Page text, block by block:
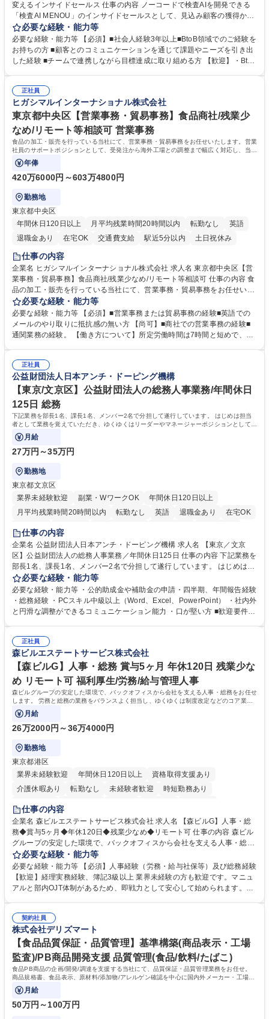
変えるインサイドセールス 仕事の内容 ノーコードで検査AIを開発できる
「検査AI MENOU」のインサイドセールスとして、見込み顧客の獲得から
商談機会の創出までを担っていただきます。マーケティングとフィールド
セールスをつなぐ役割として、 適切なタイミングで顧客とコミュニケーシ
ョンを取りながら、受注につながる商談機会の最大化を目指します。 【具
体的な仕事内容】 リードへの電話・メールによるアプローチ/リードナー
実行/フィールドセールスへの案件連携 募集職種 ★【未経験歓迎】AIで製
造業の未来を変えるインサイドセールス
必要な経験・能力等
必要な経験・能力等 【必須】■社会人経験3年以上■BtoB領域でのご経験を
お持ちの方 ■顧客とのコミュニケーションを通じて課題やニーズを引き出
した経験 ■チームで連携しながら目標達成に取り組める方 【歓迎】・BtoB
企画・実行経験 ・CRM・リードナーチャリングに関する知見 ・データを
もとに営業プロセスを改善した経験 学歴・資格 学歴：大学院 大学 高専 短
大 専修学校 高校 語学力： 資格：
正社員
ヒガシマルインターナショナル株式会社
東京都中央区【営業事務・貿易事務】食品商社/残業少
なめ/リモート等相談可 営業事務
食品の加工・販売を行っている当社にて、営業事務・貿易事務をお任せいたします。営業
社員のサポートポジションとして、受発注から海外工場との調整まで幅広く対応し、当社
事業の根幹を支えていただきます。
年俸
420万6000円～603万4800円
勤務地
東京都中央区
年間休日120日以上
月平均残業時間20時間以内 転勤なし
英語
退職金あり
在宅OK 交通費支給 駅近5分以内 土日祝休み
仕事の内容
企業名 ヒガシマルインターナショナル株式会社 求人名 東京都中央区【営
業事務・貿易事務】食品商社/残業少なめ/リモート等相談可 仕事の内容 食
品の加工・販売を行っている当社にて、営業事務・貿易事務をお任せいた
します。営業社員のサポートポジションとして、受発注から海外工場との
調整まで幅広く対応し、当社事業の根幹を支えていただきます。 ■受発注
業務、請求書発行 ■海外工場とのスケジュール調整 ■在庫管理 ■輸入書類
の確認・作成 ■配送手配 ■通関業者を通して行う輸出入業全般 ■倉庫との
ルプロデュースしているため、商品に関わる全ての業務をサポート頂きま
す。 募集職種 東京都中央区【営業事務・貿易事務】食品商社/残業少なめ/
リモート等相談可
必要な経験・能力等
必要な経験・能力等 【必須】■営業事務または貿易事務の経験■英語での
メールのやり取りに抵抗感の無い方 【尚可】■商社での営業事務の経験■
通関業務の経験。 【働き方について】所定労働時間は7時間と短めで、残
の強み】1991年の設立以来、外食産業を中心としたお客様の多様なニー
ズに沿った冷凍水産物等の生産・輸入・販売を一貫して手掛けています。
自社工場と海外拠点の強固な連携によるワンストップサービスが最大の強
みです。 学歴・資格 学歴：大学院 大学 語学力：英語 資格：
正社員
公益財団法人日本アンチ・ドーピング機構
【東京/文京区】公益財団法人の総務人事業務/年間休日
125日 総務
下記業務を部長1名、課長1名、メンバー2名で分担して遂行しています。 はじめは担当
者として業務を覚えていただき、ゆくゆくはリーダーやマネージャーポジションとして活
躍いただくことを期待しています。
月給
27万円～35万円
勤務地
東京都文京区
業界未経験歓迎
副業・WワークOK
年間休日120日以上
月平均残業時間20時間以内
転勤なし 英語 退職金あり
在宅OK
賞与あり
育休あり
食事補助あり
仕事の内容
企業名 公益財団法人日本アンチ・ドーピング機構 求人名 【東京／文京
区】公益財団法人の総務人事業務／年間休日125日 仕事の内容 下記業務を
部長1名、課長1名、メンバー2名で分担して遂行しています。 はじめは担
当者として業務を覚えていただき、ゆくゆくはリーダーやマネージャーポ
ジションとして活躍いただくことを期待しています。 【総務・人事グルー
プの業務内容】 ・人事制度関連 ・採用活動 ・教育研修の企画、実行 ・勤
怠管理 ・官公庁への各種提出 ・法定の会議運営（評議員会、理事会） ・
管理 ・福利厚生関連 ・職員からの問合せ、相談対応 ・その他日常の総務
業務全般 募集職種 【東京／文京区】公益財団法人の総務人事業務／年間
休日125日
必要な経験・能力等
必要な経験・能力等 ・公的助成金や補助金の申請・四半期、年間報告経験
・総務経験 ・PCスキル中級以上（Word、Excel、PowerPoint） ・社内外
と円滑な調整ができるコミュニケーション能力 ・口が堅い方 ■歓迎要件
正社員
森ビルエステートサービス株式会社
【森ビルG】人事・総務 賞与5ヶ月 年休120日 残業少な
め リモート可 福利厚生/労務/給与管理人事
森ビルグループの安定した環境で、バックオフィスから会社を支える人事・総務をお任せ
します。 労務と総務の業務をバランスよく担当し、ゆくゆくは制度改定などのコア業務
にも挑戦できる、やりがいある環境です。
月給
26万2000円～36万4000円
勤務地
東京都港区
業界未経験歓迎
年間休日120日以上
資格取得支援あり
介護休暇あり
転勤なし 未経験者歓迎
時短勤務あり
経験者歓迎
完全週休2日制
交通費支給 長期歓迎 駅近5分以内 土日祝休み
仕事の内容
企業名 森ビルエステートサービス株式会社 求人名 【森ビルG】人事・総
務◆賞与5ヶ月◆年休120日◆残業少なめ◆リモート可 仕事の内容 森ビル
グループの安定した環境で、バックオフィスから会社を支える人事・総務
をお任せします。 労務と総務の業務をバランスよく担当し、ゆくゆくは制
度改定などのコア業務にも挑戦できる、やりがいある環境です。 ■勤怠管
理、給与計算、社会保険手続き、年末調整等の労務管理全般 ■入退社手続
き、社内規定の改定や人事制度改定などのコア業務 ■社内イベントの企画
でも質問・相談できる環境が整っているため、安心して成長できます。 募
集職種 【森ビルG】人事・総務◆賞与5ヶ月◆年休120日◆残業少なめ◆
リモート可
必要な経験・能力等
必要な経験・能力等 【必須】人事経験（労務・給与社保等）及び総務経験
【歓迎】経理実務経験、簿記3級以上 業界未経験の方も歓迎です。マニュ
アルと部内OJT体制があるため、即戦力として安心して始められます。
務に挑戦できるため、自身の成長と組織への貢献度をダイレクトに実感で
きます。 残業少なめ、週1日リモート可など、ワークライフバランスを保
ち長期活躍できる環境です。 「これまでの幅広い経験を活かし、長期的な
キャリアを築きたい」という前向きな意欲と挑戦を全力で応援します。 学
歴・資格 学歴：大学院 大学 高専 短大 専修学校 高校 語学力： 資格：日商
簿記検定1級 日商簿記検定2級 日商簿記検定3級
契約社員
株式会社デリズマート
【食品品質保証・品質管理】基準構築(商品表示・工場
監査)/PB商品開発支援 品質管理(食品/飲料/たばこ)
食品PB商品の企画/開発/調達を支援する当社にて、品質保証・品質管理業務をお任せ。
商品規格書、食品表示、原材料/添加物/アレルゲン確認を中心に国内外メーカー・工場の
品質基準整備から発売後対応まで担います。
月給
50万円～100万円